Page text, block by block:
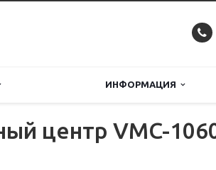
ИНФОРМАЦИЯ
центр VMC-